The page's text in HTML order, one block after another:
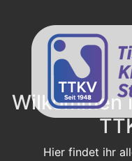
Wilkommen
Hier findet ihr